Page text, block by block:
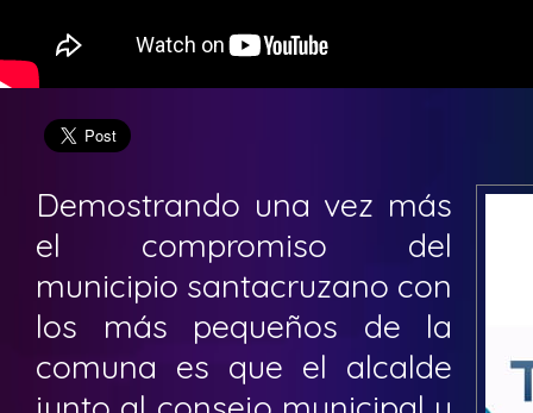
Demostrando una vez más
el compromiso del
municipio santacruzano con
los más pequeños de la
comuna es que el alcalde